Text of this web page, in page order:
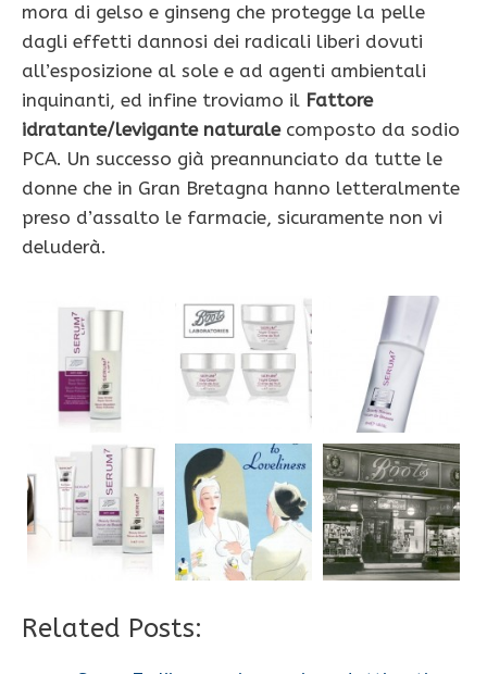
mora di gelso e ginseng che protegge la pelle
dagli effetti dannosi dei radicali liberi dovuti
all’esposizione al sole e ad agenti ambientali
inquinanti, ed infine troviamo il Fattore
idratante/levigante naturalecomposto da sodio
PCA. Un successo già preannunciato da tutte le
donne che in Gran Bretagna hanno letteralmente
preso d’assalto le farmacie, sicuramente non vi
deluderà.
Related Posts: